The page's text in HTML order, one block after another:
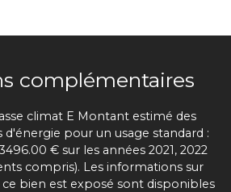
complémentaires
climat E Montant estimé des
d'énergie pour un usage standard :
€ sur les années 2021, 2022
compris). Les informations sur
ce bien est exposé sont disponibles